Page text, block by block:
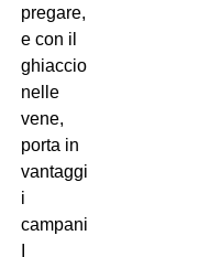
pregare,
e con il
ghiaccio
nelle
vene,
porta in
vantaggio
i
campani.